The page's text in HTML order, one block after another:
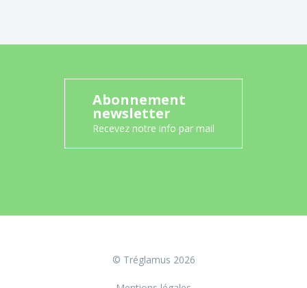
Abonnement
newsletter
Recevez notre info par mail
© Tréglamus 2026